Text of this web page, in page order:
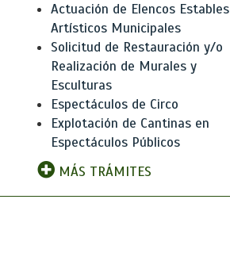
Actuación de Elencos Estables
Artísticos Municipales
Solicitud de Restauración y/o
Realización de Murales y
Esculturas
Espectáculos de Circo
Explotación de Cantinas en
Espectáculos Públicos
MÁS TRÁMITES